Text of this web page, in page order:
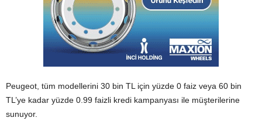
Peugeot, tüm modellerini 30 bin TL için yüzde 0 faiz veya 60 bin
TL’ye kadar yüzde 0.99 faizli kredi kampanyası ile müşterilerine
sunuyor.